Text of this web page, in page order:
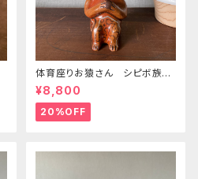
体育座りお猿さん シピボ族の
焼き物 高さ11cm尻尾の先ま
での奥行き11cm位
¥8,800
20%OFF